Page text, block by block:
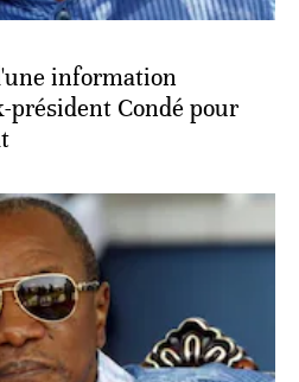
information
Condé pour